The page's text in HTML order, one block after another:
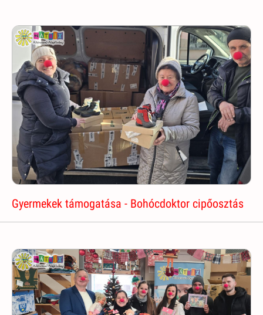
Gyermekek támogatása - Bohócdoktor cipőosztás